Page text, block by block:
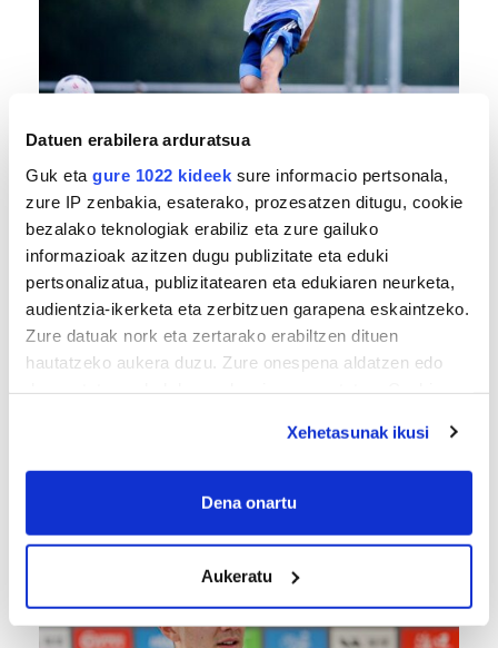
Datuen erabilera arduratsua
Guk eta gure 1022 kideek sure informacio pertsonala,
zure IP zenbakia, esaterako, prozesatzen ditugu, cookie
bezalako teknologiak erabiliz eta zure gailuko
informazioak azitzen dugu publizitate eta eduki
pertsonalizatua, publizitatearen eta edukiaren neurketa,
audientzia-ikerketa eta zerbitzuen garapena eskaintzeko.
Zure datuak nork eta zertarako erabiltzen dituen
hautatzeko aukera duzu. Zure onespena aldatzen edo
If you allow, we would also like to:
Collect information about your geographical
meters
Identify your device by actively scanning it for
specific characteristics (fingerprinting)
Find out more about how your personal data is processed
Xehetasunak ikusi
Dena onartu
Aukeratu
izaten da»
daude bazter guztiak»